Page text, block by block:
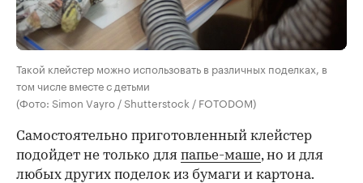
Такой клейстер можно использовать в различных поделках, в
том числе вместе с детьми
(Фото: Simon Vayro / Shutterstock / FOTODOM)
Самостоятельно приготовленный клейстер
подойдет не только для папье-маше, но и для
любых других поделок из бумаги и картона.